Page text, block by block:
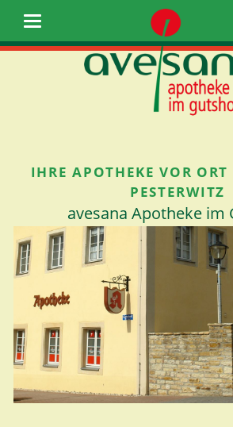
IHRE APOTHEKE VOR
PESTERWITZ
avesana Apotheke im